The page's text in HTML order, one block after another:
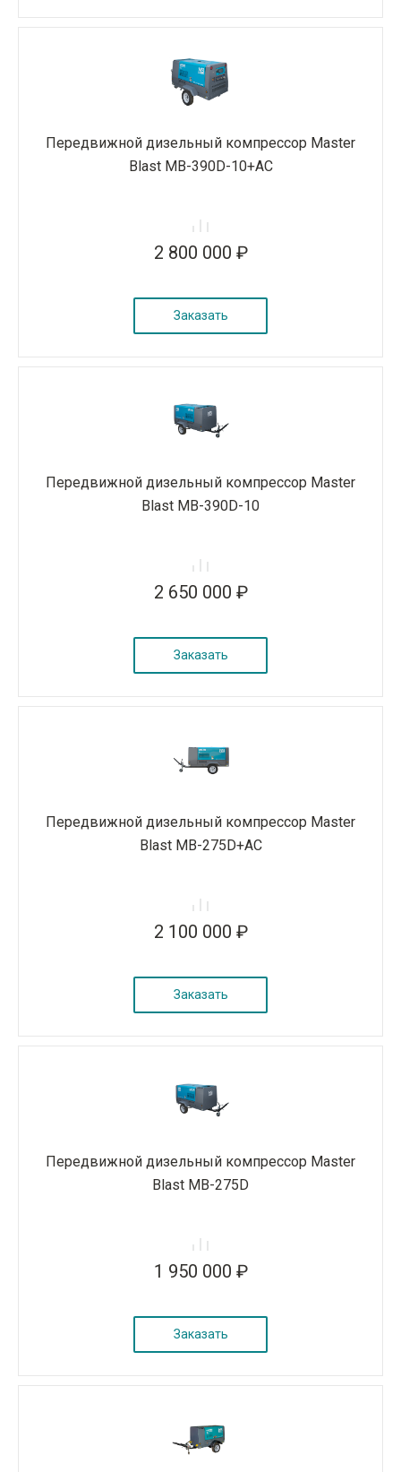
Передвижной дизельный компрессор Master
Blast MB-390D-10+AC
2 800 000 ₽
Заказать
Передвижной дизельный компрессор Master
Blast MB-390D-10
2 650 000 ₽
Заказать
Передвижной дизельный компрессор Master
Blast MB-275D+AC
2 100 000 ₽
Заказать
Передвижной дизельный компрессор Master
Blast MB-275D
1 950 000 ₽
Заказать